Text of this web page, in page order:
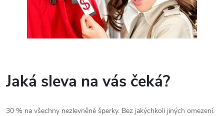
Jaká sleva na vás čeká?
30 % na všechny nezlevněné šperky. Bez jakýchkoli jiných omezení.